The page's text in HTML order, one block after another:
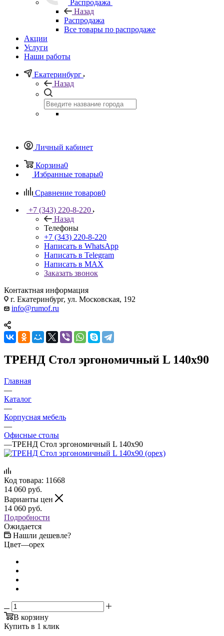
Распродажа
Назад
Распродажа
Все товары по распродаже
Акции
Услуги
Наши работы
Екатеринбург
Назад
Личный кабинет
Корзина0
Избранные товары0
Сравнение товаров0
+7 (343) 220-8-220
Назад
Телефоны
+7 (343) 220-8-220
Написать в WhatsApp
Написать в Telegram
Написать в MAX
Заказать звонок
Контактная информация
г. Екатеринбург, ул. Московская, 192
info@rumof.ru
ТРЕНД Стол эргономичный L 140x90
Главная
—
Каталог
—
Корпусная мебель
—
Офисные столы
—ТРЕНД Стол эргономичный L 140x90
Код товара: 11668
14 060 руб.
Варианты цен
14 060 руб.
Подробности
Ожидается
Нашли дешевле?
Цвет—орех
В корзину
Купить в 1 клик